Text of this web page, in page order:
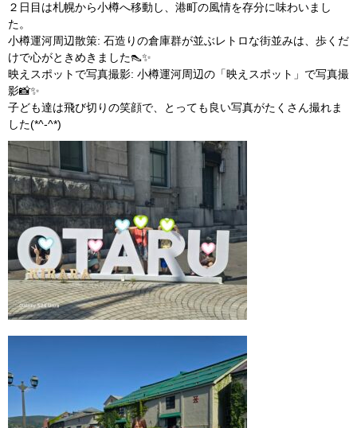
２日目は札幌から小樽へ移動し、港町の風情を存分に味わいまし
た。
小樽運河周辺散策: 石造りの倉庫群が並ぶレトロな街並みは、歩くだ
けで心がときめきました👠✨
映えスポットで写真撮影: 小樽運河周辺の「映えスポット」で写真撮
影📸✨
子ども達は飛び切りの笑顔で、とっても良い写真がたくさん撮れま
した(*^-^*)